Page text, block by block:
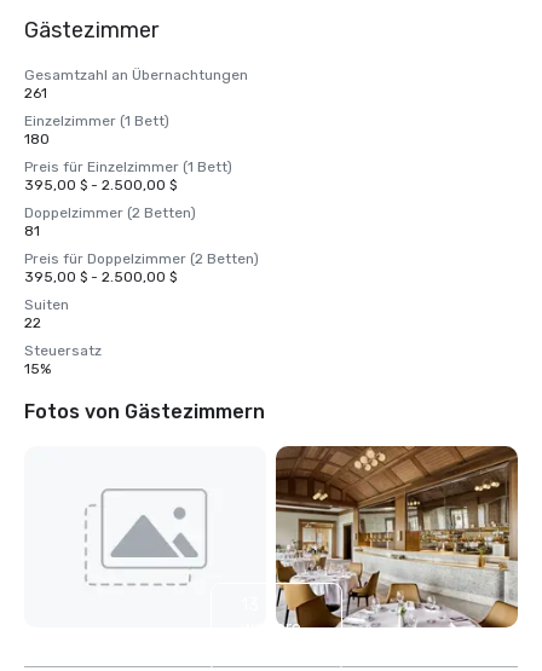
Gästezimmer
Gesamtzahl an Übernachtungen
261
Einzelzimmer (1 Bett)
180
Preis für Einzelzimmer (1 Bett)
395,00 $ - 2.500,00 $
Doppelzimmer (2 Betten)
81
Preis für Doppelzimmer (2 Betten)
395,00 $ - 2.500,00 $
Suiten
22
Steuersatz
15%
Fotos von Gästezimmern
weitere